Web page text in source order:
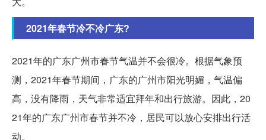
2021年春节冷不冷广东?
2021年的广东广州市春节气温并不会很冷。根据气象预
测，2021年春节期间，广东的广州市阳光明媚，气温偏
高，没有降雨，天气非常适宜拜年和出行旅游。因此，20
21年的广东广州市春节并不冷，居民可以放心安排出行活
动。